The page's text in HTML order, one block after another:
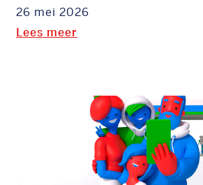
26 mei 2026
Lees meer